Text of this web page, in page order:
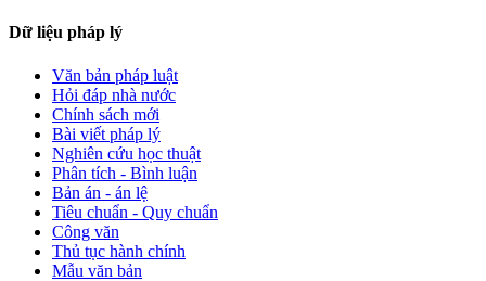
Dữ liệu pháp lý
Văn bản pháp luật
Hỏi đáp nhà nước
Chính sách mới
Bài viết pháp lý
Nghiên cứu học thuật
Phân tích - Bình luận
Bản án - án lệ
Tiêu chuẩn - Quy chuẩn
Công văn
Thủ tục hành chính
Mẫu văn bản